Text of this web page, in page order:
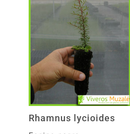
Rhamnus lycioides